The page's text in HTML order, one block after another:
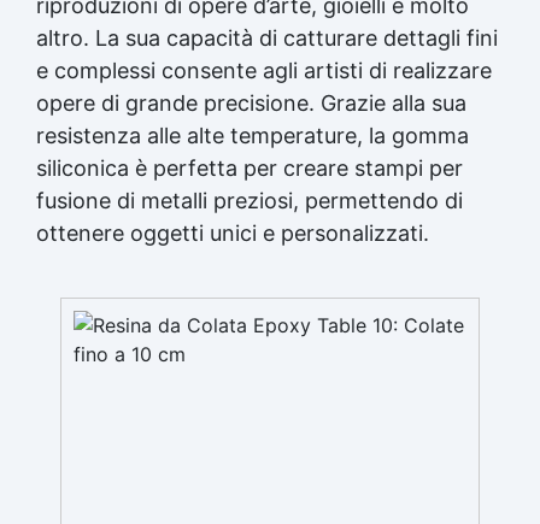
liquida trasparente Gomma per stampi Gomma
siliconica resistente Gomma siliconica per
stampi complessi Gomma siliconica liquida
Gomma siliconica morbida Gomma colata
Gomma siliconica per calchi resistenti Gomma
siliconica Gomma siliconica antiaderente See
all articles →
altro. La sua capacità di catturare dettagli fini
e complessi consente agli artisti di realizzare
opere di grande precisione. Grazie alla sua
resistenza alle alte temperature, la gomma
siliconica è perfetta per creare stampi per
fusione di metalli preziosi, permettendo di
ottenere oggetti unici e personalizzati.